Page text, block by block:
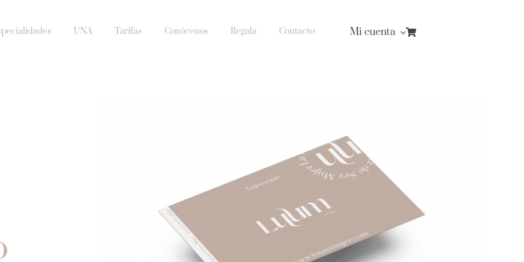
UNA Tarifas Conócenos Regala Contacto Mi cuenta